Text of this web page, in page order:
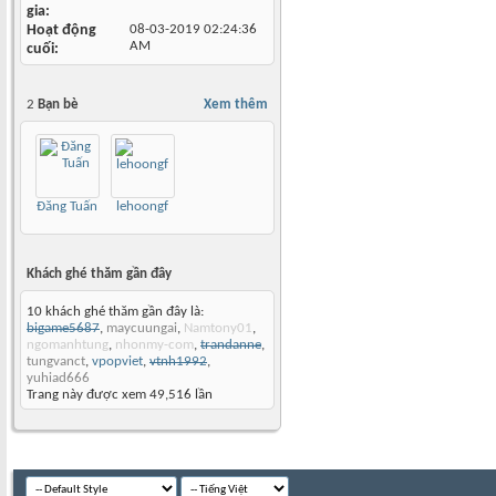
gia
Hoạt động
cuối
08-03-2019 02:24:36
AM
Xem thêm
2 Bạn bè
Đăng Tuấn lehoongf
Khách ghé thăm gần đây
10 khách ghé thăm gần đây là:
bigame5687, maycuungai, Namtony01,
ngomanhtung, nhonmy-com, trandanne,
tungvanct, vpopviet, vtnh1992,
yuhiad666
Trang này được xem 49,516 lần